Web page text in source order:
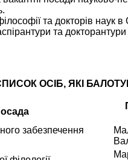
та докторів наук
та
ОСІБ, ЯКІ
забезпечення